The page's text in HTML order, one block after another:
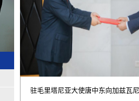
驻毛里塔尼亚大使唐中东向加兹瓦